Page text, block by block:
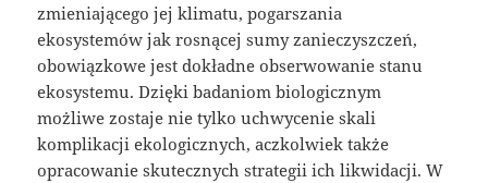
zmieniającego jej klimatu, pogarszania
ekosystemów jak rosnącej sumy zanieczyszczeń,
obowiązkowe jest dokładne obserwowanie stanu
ekosystemu. Dzięki badaniom biologicznym
możliwe zostaje nie tylko uchwycenie skali
komplikacji ekologicznych, aczkolwiek także
opracowanie skutecznych strategii ich likwidacji. W